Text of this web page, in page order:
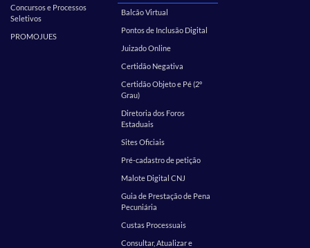
Concursos e Processos
Seletivos
PROMOJUES
Balcão Virtual
Pontos de Inclusão Digital
Juizado Online
Certidão Negativa
Certidão Objeto e Pé (2º
Grau)
Diretoria dos Foros
Estaduais
Sites Oficiais
Pré-cadastro de petição
Malote Digital CNJ
Guia de Prestação de Pena
Pecuniária
Custas Processuais
Consultar, Atualizar e